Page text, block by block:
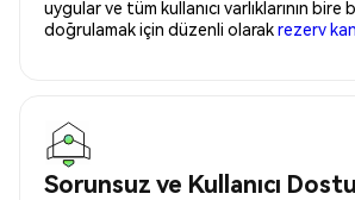
uygular ve tüm kullanıcı varlıklarının bire
doğrulamak için düzenli olarakrezerv
Sorunsuz ve Kullanıcı Dostu